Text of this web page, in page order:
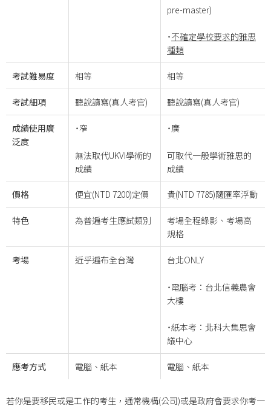
pre-master)
˙不確定學校要求的雅思
種類
考試難易度 相等 相等
考試細項 聽說讀寫(真人考官) 聽說讀寫(真人考官)
成績使用廣
泛度
˙窄
無法取代UKVI學術的
成績
˙廣
可取代一般學術雅思的
成績
價格 便宜(NTD 7200)定價 貴(NTD 7785)隨匯率浮動
特色 為普遍考生應試類別
考場全程錄影、考場高
規格
考場 近乎遍布全台灣 台北ONLY
˙電腦考：台北信義農會
大樓
˙紙本考：北科大集思會
議中心
應考方式 電腦、紙本 電腦、紙本
若你是要移民或是工作的考生，通常機構(公司)或是政府會要求你考一